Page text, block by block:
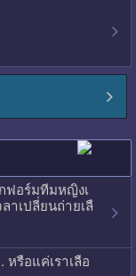
ฟอร์มทีมหญิงเ
าเปลี่ยนถ่ายเลื
หรือแค่เราเลือ